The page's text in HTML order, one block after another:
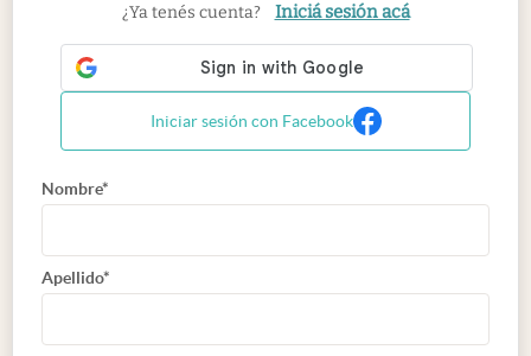
¿Ya tenés cuenta? Iniciá sesión acá
Iniciar sesión con Facebook
Nombre*
Apellido*